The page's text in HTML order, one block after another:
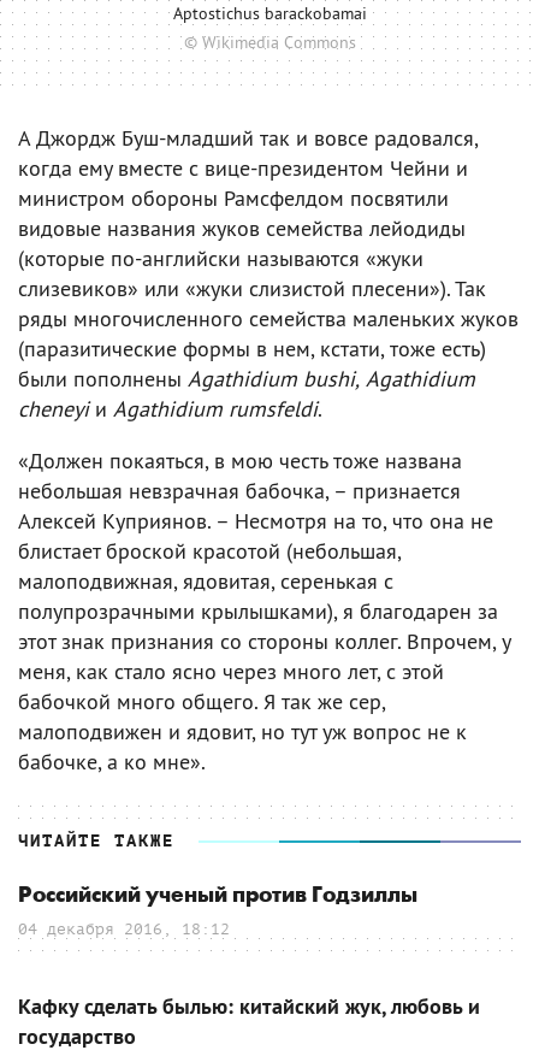
Aptostichus barackobamai
© Wikimedia Commons
А Джордж Буш-младший так и вовсе радовался,
когда ему вместе с вице-президентом Чейни и
министром обороны Рамсфелдом посвятили
видовые названия жуков семейства лейодиды
(которые по-английски называются «жуки
слизевиков» или «жуки слизистой плесени»). Так
ряды многочисленного семейства маленьких жуков
(паразитические формы в нем, кстати, тоже есть)
были пополнены Agathidium bushi, Agathidium
cheneyiи Agathidium rumsfeldi.
«Должен покаяться, в мою честь тоже названа
небольшая невзрачная бабочка, – признается
Алексей Куприянов. – Несмотря на то, что она не
блистает броской красотой (небольшая,
малоподвижная, ядовитая, серенькая с
полупрозрачными крылышками), я благодарен за
этот знак признания со стороны коллег. Впрочем, у
меня, как стало ясно через много лет, с этой
бабочкой много общего. Я так же сер,
малоподвижен и ядовит, но тут уж вопрос не к
бабочке, а ко мне».
ЧИТАЙТЕ ТАКЖЕ
Российский ученый против Годзиллы
04 декабря 2016, 18:12
Кафку сделать былью: китайский жук, любовь и
государство